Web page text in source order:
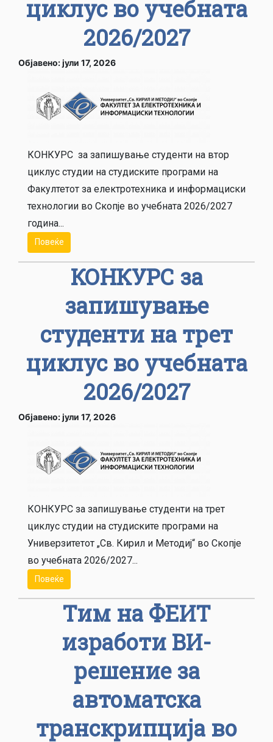
циклус во учебната
2026/2027
Објавено: јули 17, 2026
КОНКУРС за запишување студенти на втор
циклус студии на студиските програми на
Факултетот за електротехника и информациски
технологии во Скопје во учебната 2026/2027
година...
Повеќе
КОНКУРС за
запишување
студенти на трет
циклус во учебната
2026/2027
Објавено: јули 17, 2026
КОНКУРС за запишување студенти на трет
циклус студии на студиските програми на
Универзитетот „Св. Кирил и Методиј“ во Скопје
во учебната 2026/2027...
Повеќе
Тим на ФЕИТ
изработи ВИ-
решение за
автоматска
транскрипција во